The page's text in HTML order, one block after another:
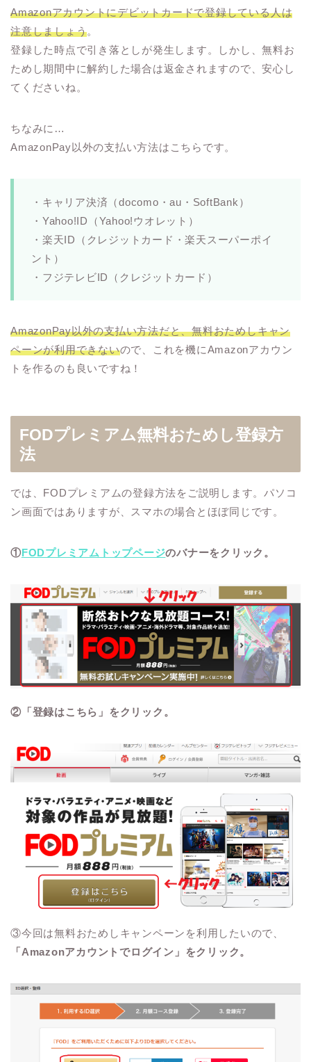
Amazonアカウントにデビットカードで登録している人は
注意しましょう。
登録した時点で引き落としが発生します。しかし、無料お
ためし期間中に解約した場合は返金されますので、安心し
てくださいね。
ちなみに…
AmazonPay以外の支払い方法はこちらです。
・キャリア決済（docomo・au・SoftBank）
・Yahoo!ID（Yahoo!ウオレット）
・楽天ID（クレジットカード・楽天スーパーポイ
ント）
・フジテレビID（クレジットカード）
AmazonPay以外の支払い方法だと、無料おためしキャン
ペーンが利用できないので、これを機にAmazonアカウン
トを作るのも良いですね！
FODプレミアム無料おためし登録方
法
では、FODプレミアムの登録方法をご説明します。パソコ
ン画面ではありますが、スマホの場合とほぼ同じです。
①FODプレミアムトップページのバナーをクリック。
②「登録はこちら」をクリック。
③今回は無料おためしキャンペーンを利用したいので、
「Amazonアカウントでログイン」をクリック。